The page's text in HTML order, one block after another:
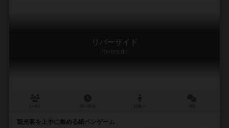
リバーサイド
Riverside
観光客を上手に集める紙ペンゲーム